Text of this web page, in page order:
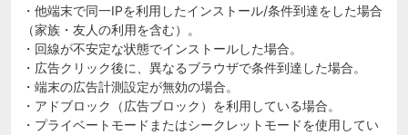
・他端末で同一IPを利用したインストール/条件到達をした場合
（家族・友人の利用を含む）。
・回線が不安定な状態でインストールした場合。
・広告クリック後に、異なるブラウザで条件到達した場合。
・端末の広告計測設定が無効の場合。
・アドブロック（広告ブロック）を利用している場合。
・プライベートモードまたはシークレットモードを使用してい